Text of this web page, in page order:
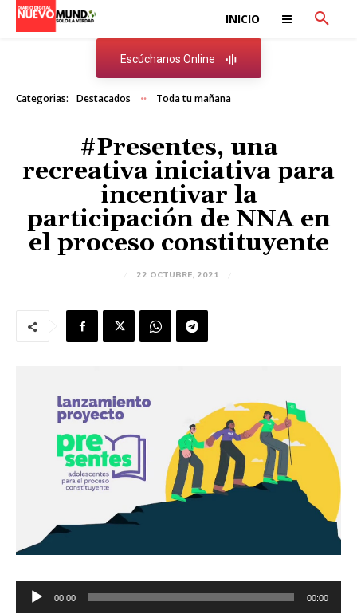
INICIO
Escúchanos Online
Categorias: Destacados Toda tu mañana
#Presentes, una
recreativa iniciativa para
incentivar la
participación de NNA en
el proceso constituyente
22 OCTUBRE, 2021
e
00:00 00:00